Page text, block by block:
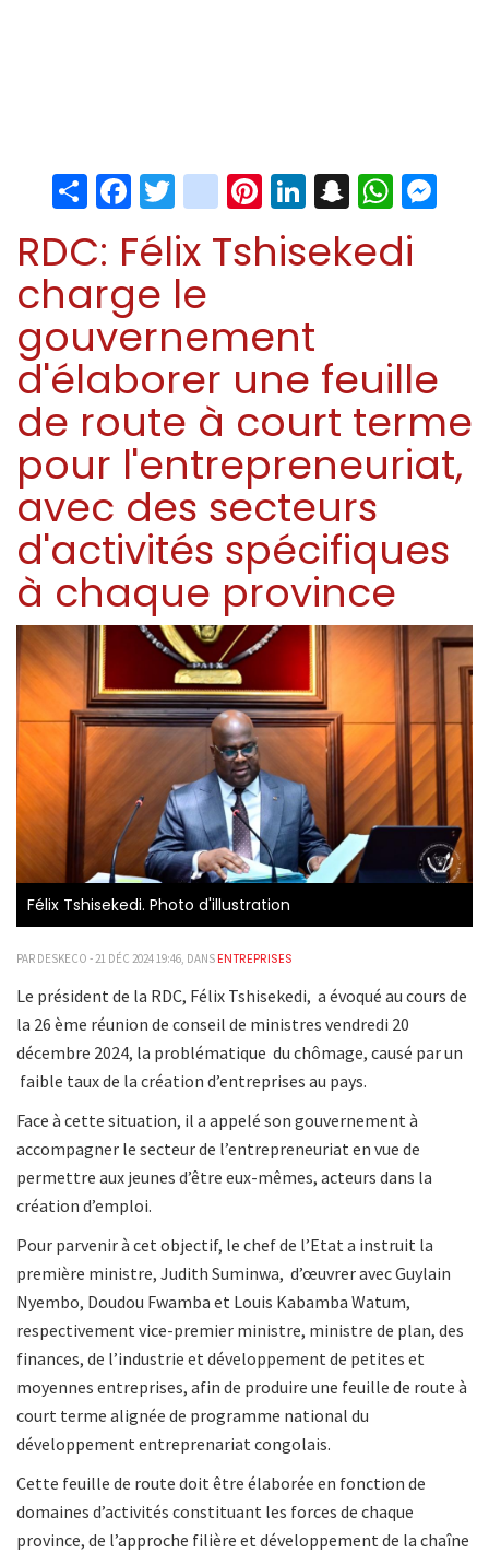
ShareFacebook
Twitter
instagram
Pinterest
LinkedIn
Snapchat
RDC: Félix Tshisekedi
charge le
gouvernement
d'élaborer une feuille
de route à court terme
pour l'entrepreneuriat,
avec des secteurs
d'activités spécifiques
à chaque province
Félix Tshisekedi. Photo d'illustration
PAR DESKECO - 21 DÉC 2024 19:46, DANS ENTREPRISES
Le président de la RDC, Félix Tshisekedi, a évoqué au cours de
la 26 ème réunion de conseil de ministres vendredi 20
décembre 2024, la problématique du chômage, causé par un
faible taux de la création d’entreprises au pays.
Face à cette situation, il a appelé son gouvernement à
accompagner le secteur de l’entrepreneuriat en vue de
permettre aux jeunes d’être eux-mêmes, acteurs dans la
création d’emploi.
Pour parvenir à cet objectif, le chef de l’Etat a instruit la
première ministre, Judith Suminwa, d’œuvrer avec Guylain
Nyembo, Doudou Fwamba et Louis Kabamba Watum,
respectivement vice-premier ministre, ministre de plan, des
finances, de l’industrie et développement de petites et
moyennes entreprises, afin de produire une feuille de route à
court terme alignée de programme national du
développement entreprenariat congolais.
Cette feuille de route doit être élaborée en fonction de
domaines d’activités constituant les forces de chaque
province, de l’approche filière et développement de la chaîne